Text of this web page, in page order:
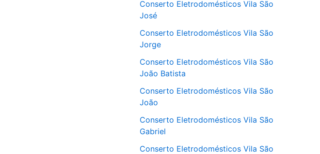
Conserto Eletrodomésticos Vila São
José
Conserto Eletrodomésticos Vila São
Jorge
Conserto Eletrodomésticos Vila São
João Batista
Conserto Eletrodomésticos Vila São
João
Conserto Eletrodomésticos Vila São
Gabriel
Conserto Eletrodomésticos Vila São